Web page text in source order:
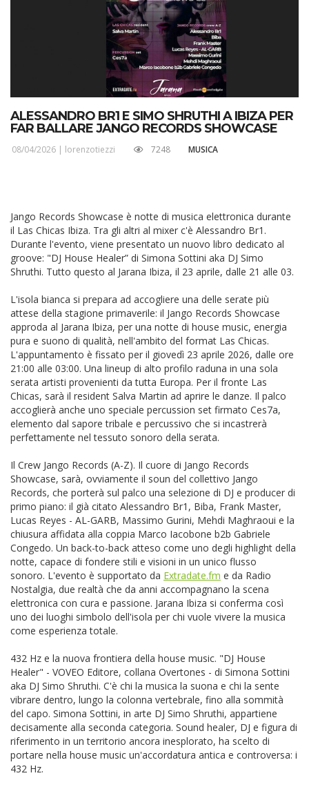
ALESSANDRO BR1 E SIMO SHRUTHI A IBIZA PER
FAR BALLARE JANGO RECORDS SHOWCASE
08/04/2026 | lorenzotiezzi 7248 MUSICA
Jango Records Showcase è notte di musica elettronica durante
il Las Chicas Ibiza. Tra gli altri al mixer c'è Alessandro Br1.
Durante l'evento, viene presentato un nuovo libro dedicato al
groove: "DJ House Healer” di Simona Sottini aka DJ Simo
Shruthi. Tutto questo al Jarana Ibiza, il 23 aprile, dalle 21 alle 03.
L'isola bianca si prepara ad accogliere una delle serate più
attese della stagione primaverile: il Jango Records Showcase
approda al Jarana Ibiza, per una notte di house music, energia
pura e suono di qualità, nell'ambito del format Las Chicas.
L'appuntamento è fissato per il giovedì 23 aprile 2026, dalle ore
21:00 alle 03:00. Una lineup di alto profilo raduna in una sola
serata artisti provenienti da tutta Europa. Per il fronte Las
Chicas, sarà il resident Salva Martin ad aprire le danze. Il palco
accoglierà anche uno speciale percussion set firmato Ces7a,
elemento dal sapore tribale e percussivo che si incastrerà
perfettamente nel tessuto sonoro della serata.
Il Crew Jango Records (A-Z). Il cuore di Jango Records
Showcase, sarà, ovviamente il soun del collettivo Jango
Records, che porterà sul palco una selezione di DJ e producer di
primo piano: il già citato Alessandro Br1, Biba, Frank Master,
Lucas Reyes - AL-GARB, Massimo Gurini, Mehdi Maghraoui e la
chiusura affidata alla coppia Marco Iacobone b2b Gabriele
Congedo. Un back-to-back atteso come uno degli highlight della
notte, capace di fondere stili e visioni in un unico flusso
sonoro. L'evento è supportato da Extradate.fm e da Radio
Nostalgia, due realtà che da anni accompagnano la scena
elettronica con cura e passione. Jarana Ibiza si conferma così
uno dei luoghi simbolo dell'isola per chi vuole vivere la musica
come esperienza totale.
432 Hz e la nuova frontiera della house music. "DJ House
Healer" - VOVEO Editore, collana Overtones - di Simona Sottini
aka DJ Simo Shruthi. C'è chi la musica la suona e chi la sente
vibrare dentro, lungo la colonna vertebrale, fino alla sommità
del capo. Simona Sottini, in arte DJ Simo Shruthi, appartiene
decisamente alla seconda categoria. Sound healer, DJ e figura di
riferimento in un territorio ancora inesplorato, ha scelto di
portare nella house music un'accordatura antica e controversa: i
432 Hz.